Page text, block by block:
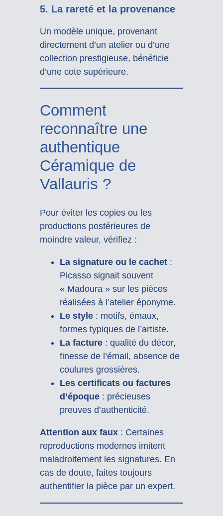
5. La rareté et la provenance
Un modèle unique, provenant
directement d’un atelier ou d’une
collection prestigieuse, bénéficie
d’une cote supérieure.
Comment
reconnaître une
authentique
Céramique de
Vallauris ?
Pour éviter les copies ou les
productions postérieures de
moindre valeur, vérifiez :
La signature ou le cachet:
Picasso signait souvent
« Madoura » sur les pièces
réalisées à l’atelier éponyme.
Le style: motifs, émaux,
formes typiques de l’artiste.
La facture: qualité du décor,
finesse de l’émail, absence de
coulures grossières.
Les certificats ou factures
d’époque: précieuses
preuves d’authenticité.
Attention aux faux: Certaines
reproductions modernes imitent
maladroitement les signatures. En
cas de doute, faites toujours
authentifier la pièce par un expert.